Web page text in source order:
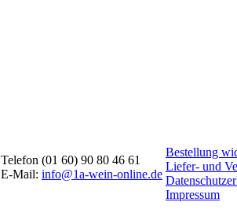
Telefon (01 60) 90 80 46 61
E-Mail: info@1a-wein-online.de
Bestellung
Liefer- und
Impressum